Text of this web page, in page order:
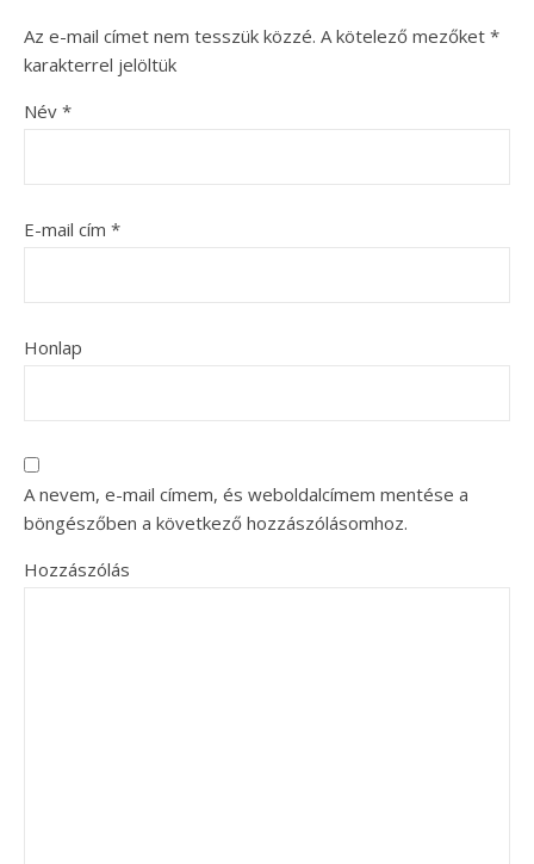
Az e-mail címet nem tesszük közzé. A kötelező mezőket *
karakterrel jelöltük
Név *
E-mail cím *
Honlap
A nevem, e-mail címem, és weboldalcímem mentése a
böngészőben a következő hozzászólásomhoz.
Hozzászólás